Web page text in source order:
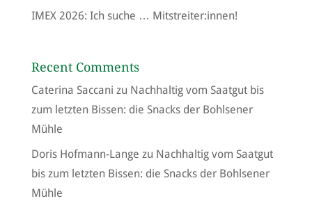
IMEX 2026: Ich suche … Mitstreiter:innen!
Recent Comments
Caterina Saccani zu Nachhaltig vom Saatgut bis
zum letzten Bissen: die Snacks der Bohlsener
Mühle
Doris Hofmann-Lange zu Nachhaltig vom Saatgut
bis zum letzten Bissen: die Snacks der Bohlsener
Mühle